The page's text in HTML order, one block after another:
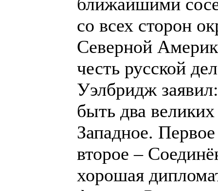
со всех сторон
Северной
честь русской
Уэлбридж
быть два
Западное.
второе –
хорошая